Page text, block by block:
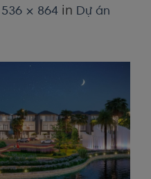
1536 × 864 in Dự án